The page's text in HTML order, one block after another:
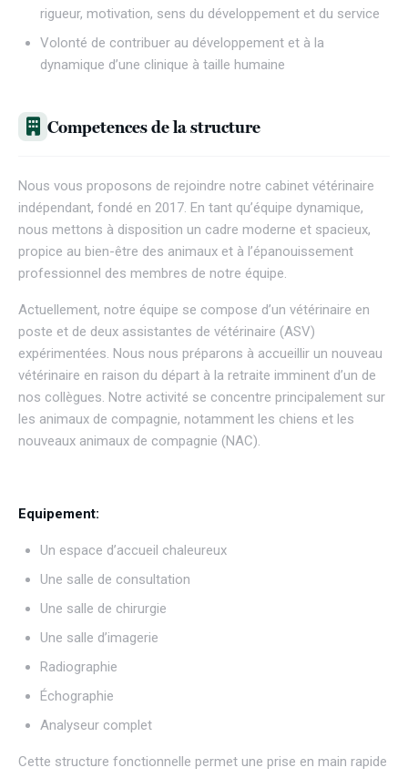
rigueur, motivation, sens du développement et du service
Volonté de contribuer au développement et à la
dynamique d’une clinique à taille humaine
Competences de la structure
Nous vous proposons de rejoindre notre cabinet vétérinaire
indépendant, fondé en 2017. En tant qu’équipe dynamique,
nous mettons à disposition un cadre moderne et spacieux,
propice au bien-être des animaux et à l’épanouissement
professionnel des membres de notre équipe.
Actuellement, notre équipe se compose d’un vétérinaire en
poste et de deux assistantes de vétérinaire (ASV)
expérimentées. Nous nous préparons à accueillir un nouveau
vétérinaire en raison du départ à la retraite imminent d’un de
nos collègues. Notre activité se concentre principalement sur
les animaux de compagnie, notamment les chiens et les
nouveaux animaux de compagnie (NAC).
Equipement:
Un espace d’accueil chaleureux
Une salle de consultation
Une salle de chirurgie
Une salle d’imagerie
Radiographie
Échographie
Analyseur complet
Cette structure fonctionnelle permet une prise en main rapide